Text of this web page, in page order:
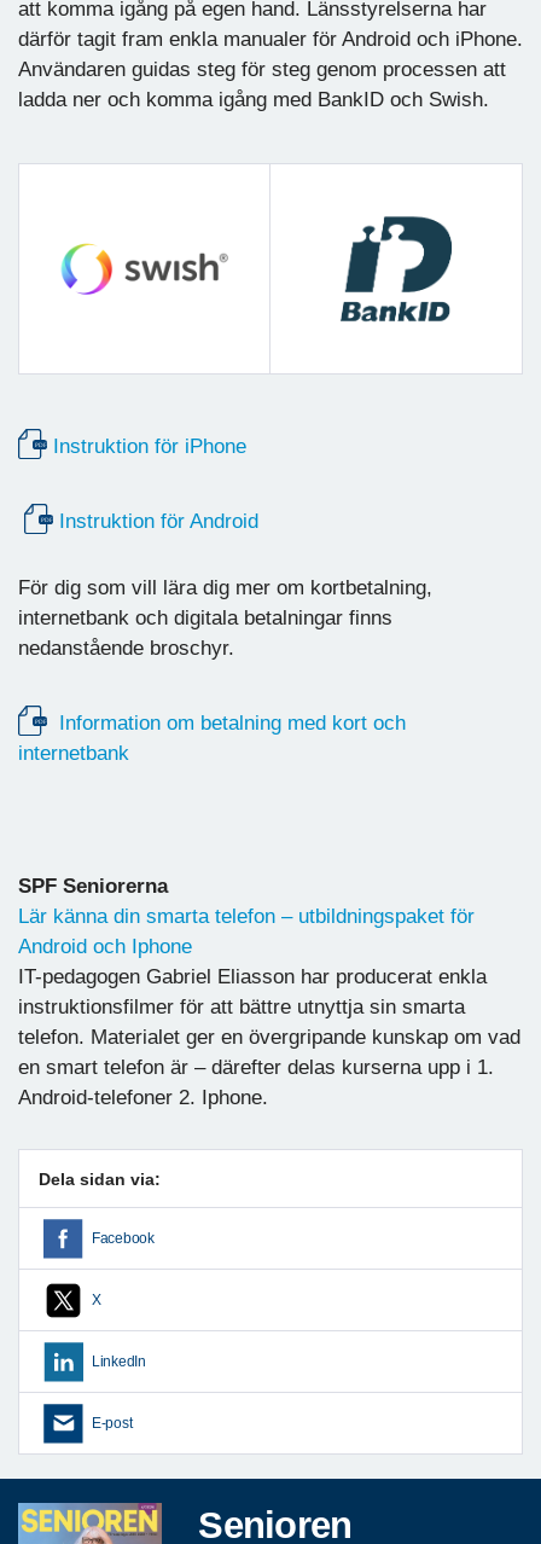
att komma igång på egen hand. Länsstyrelserna har
därför tagit fram enkla manualer för Android och iPhone.
Användaren guidas steg för steg genom processen att
ladda ner och komma igång med BankID och Swish.
Instruktion för iPhone
Instruktion för Android
För dig som vill lära dig mer om kortbetalning,
internetbank och digitala betalningar finns
nedanstående broschyr.
Information om betalning med kort och
internetbank
SPF Seniorerna
Lär känna din smarta telefon – utbildningspaket för
Android och Iphone
IT-pedagogen Gabriel Eliasson har producerat enkla
instruktionsfilmer för att bättre utnyttja sin smarta
telefon. Materialet ger en övergripande kunskap om vad
en smart telefon är – därefter delas kurserna upp i 1.
Android-telefoner 2. Iphone.
Dela sidan via:
Facebook
X
LinkedIn
E-post
Senioren